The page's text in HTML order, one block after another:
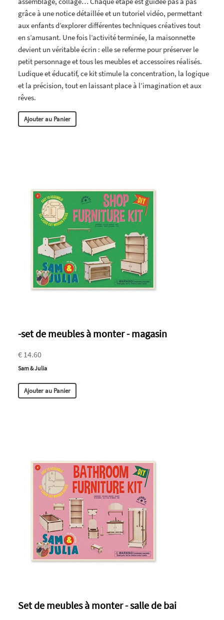
grâce à une notice détaillée et un tutoriel vidéo, permettant
aux enfants d’explorer différentes techniques créatives tout
en s’amusant. Une fois l’activité terminée, la maisonnette
devient un véritable écrin : elle se referme pour préserver le
petit personnage et tous les meubles et accessoires réalisés.
Ludique et éducatif, ce kit stimule la concentration, la logique
et la précision, tout en laissant place à l’imagination et aux
rêves.
Ajouter au Panier
-set de meubles à monter - magasin
€ 14.60
Sam & Julia
Ajouter au Panier
Set de meubles à monter - salle de bai